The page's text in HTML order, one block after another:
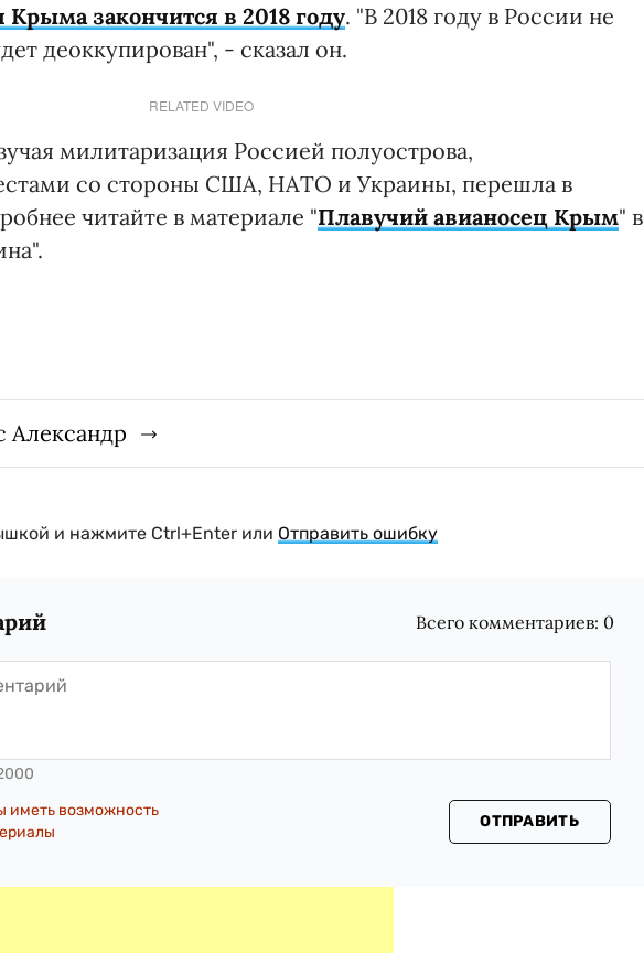
Крыма закончится в 2018 году. "В 2018 году в России не
деоккупирован", - сказал он.
RELATED VIDEO
милитаризация Россией полуострова,
со стороны США, НАТО и Украины, перешла в
читайте в материале "Плавучий авианосец Крым" в
Александр
и нажмите Ctrl+Enter или Отправить ошибку
Всего комментариев: 0
иметь возможность
ОТПРАВИТЬ